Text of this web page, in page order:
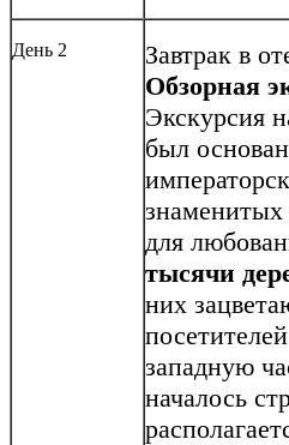
День 2
Завтрак в
Обзорная
Экскурсия
был
для
тысячи
них
западную
началось